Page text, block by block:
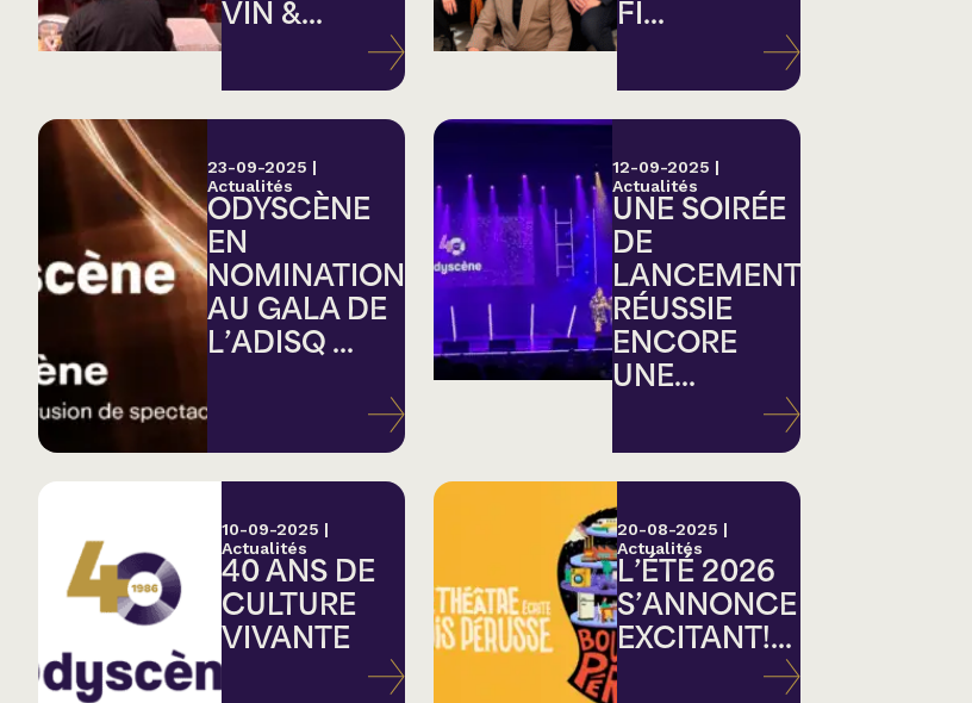
VIN &...
FI...
23-09-2025 |
Actualités
ODYSCÈNE
EN
NOMINATION
AU GALA DE
L’ADISQ ...
12-09-2025 |
Actualités
UNE SOIRÉE
DE
LANCEMENT
RÉUSSIE
ENCORE
UNE...
10-09-2025 |
Actualités
40 ANS DE
CULTURE
VIVANTE
20-08-2025 |
Actualités
L’ÉTÉ 2026
S’ANNONCE
EXCITANT!...